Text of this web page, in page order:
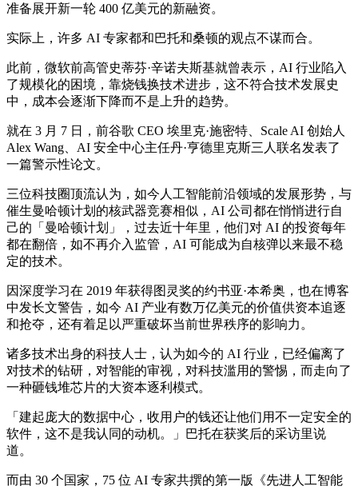
准备展开新一轮 400 亿美元的新融资。
实际上，许多 AI 专家都和巴托和桑顿的观点不谋而合。
此前，微软前高管史蒂芬·辛诺夫斯基就曾表示，AI 行业陷入
了规模化的困境，靠烧钱换技术进步，这不符合技术发展史
中，成本会逐渐下降而不是上升的趋势。
就在 3 月 7 日，前谷歌 CEO 埃里克·施密特、Scale AI 创始人
Alex Wang、AI 安全中心主任丹·亨德里克斯三人联名发表了
一篇警示性论文。
三位科技圈顶流认为，如今人工智能前沿领域的发展形势，与
催生曼哈顿计划的核武器竞赛相似，AI 公司都在悄悄进行自
己的「曼哈顿计划」，过去近十年里，他们对 AI 的投资每年
都在翻倍，如不再介入监管，AI 可能成为自核弹以来最不稳
定的技术。
因深度学习在 2019 年获得图灵奖的约书亚·本希奥，也在博客
中发长文警告，如今 AI 产业有数万亿美元的价值供资本追逐
和抢夺，还有着足以严重破坏当前世界秩序的影响力。
诸多技术出身的科技人士，认为如今的 AI 行业，已经偏离了
对技术的钻研，对智能的审视，对科技滥用的警惕，而走向了
一种砸钱堆芯片的大资本逐利模式。
「建起庞大的数据中心，收用户的钱还让他们用不一定安全的
软件，这不是我认同的动机。」巴托在获奖后的采访里说
道。
而由 30 个国家，75 位 AI 专家共撰的第一版《先进人工智能